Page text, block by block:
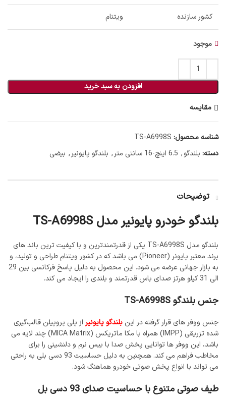
کشور سازنده ویتنام
موجود
افزودن به سبد خرید
مقایسه
شناسه محصول: TS-A6998S
دسته: بلندگو, 6.5 اینچ-16 سانتی متر , بلندگو پایونیر, بیضی
توضیحات
بلندگو خودرو پایونیر مدل TS-A6998S
بلندگو مدل TS-A6998S یکی از قدرتمندترین و با کیفیت ترین باند های
برند معتبر پایونر (Pioneer) می باشد که در کشور ویتنام طراحی و تولید، و
به بازار جهانی عرضه می شود. این محصول به دلیل پاسخ فرکانسی بین 29
الی 31 کیلو هرتز صدای باس قدرتمند و بلندی را ایجاد می کند.
جنس بلندگو TS-A6998S
جنس ووفر های قرار گرفته در این بلندگو پایونیراز پلی پروپیلن قالب‌گیری
شده تزریقی (IMPP) همراه با مکا ماتریکس (MICA Matrix) چند لایه می
باشد، این ووفر ها توانایی پخش صدا با بیس نرم و دلنشینی را برای
مخاطب فراهم می کند. همچنین به دلیل حساسیت 93 دسی بلی به راحتی
می تواند با انواع پخش صوتی خودرو هماهنگ شود.
طیف صوتی متنوع با حساسیت صدای 93 دسی بل